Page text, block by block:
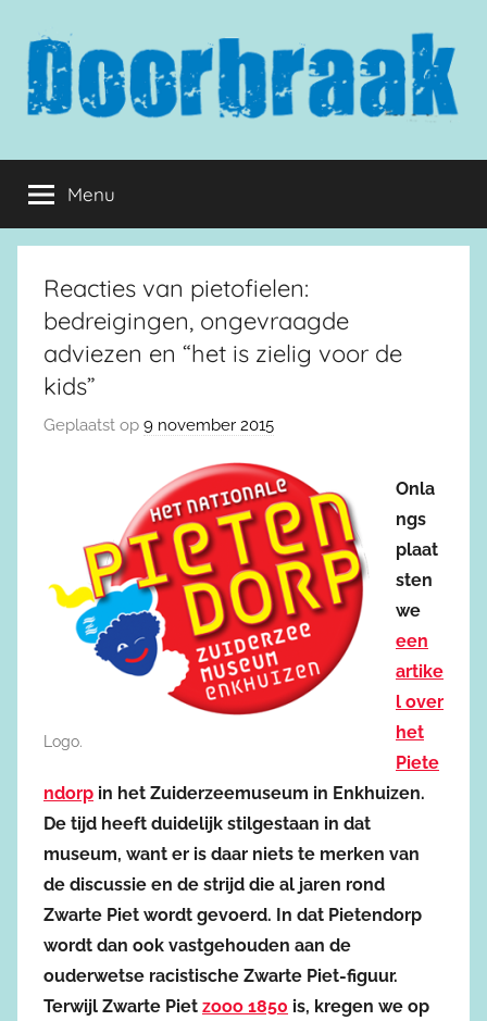
inhoud
springen
Doorbraak.eu
Menu
Reacties van pietofielen:
bedreigingen, ongevraagde
adviezen en “het is zielig voor de
kids”
Geplaatst op 9 november 2015
Logo.
Onla
ngs
plaat
sten
we
een
artike
l over
het
Piete
ndorp in het Zuiderzeemuseum in Enkhuizen.
De tijd heeft duidelijk stilgestaan in dat
museum, want er is daar niets te merken van
de discussie en de strijd die al jaren rond
Zwarte Piet wordt gevoerd. In dat Pietendorp
wordt dan ook vastgehouden aan de
ouderwetse racistische Zwarte Piet-figuur.
Terwijl Zwarte Piet zooo 1850 is, kregen we op